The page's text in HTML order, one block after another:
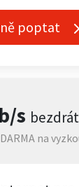
poptat
s
na